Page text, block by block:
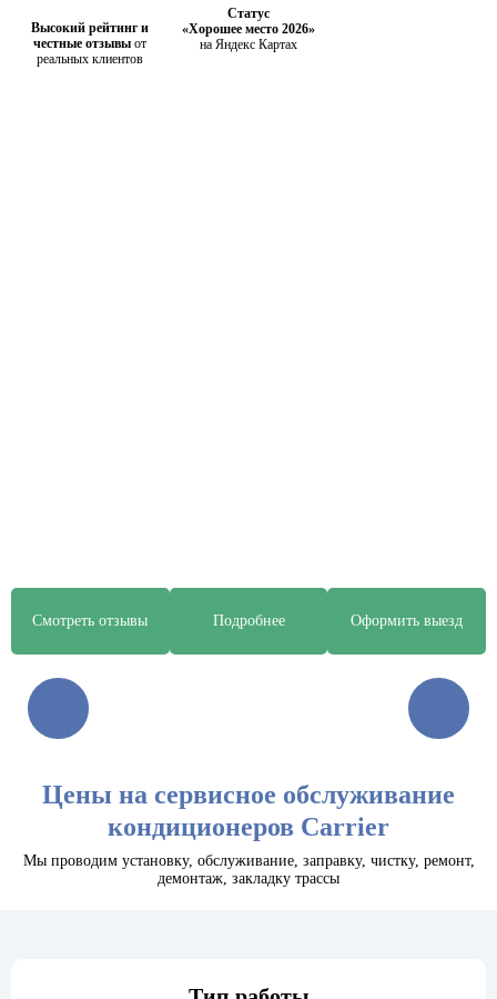
Высокий рейтинг и
честные отзывы от
реальных клиентов
Смотреть отзывы
Статус
«Хорошее место 2026»
на Яндекс Картах
Подробнее Оформить выезд
Цены на сервисное обслуживание
кондиционеров Carrier
Мы проводим установку, обслуживание, заправку, чистку, ремонт,
демонтаж, закладку трассы